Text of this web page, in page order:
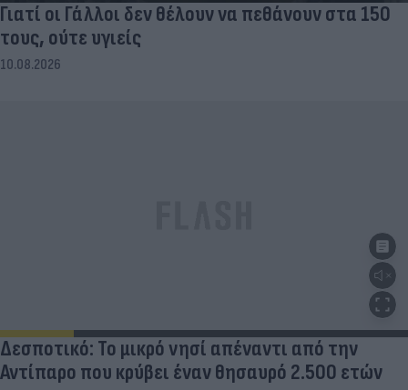
Γιατί οι Γάλλοι δεν θέλουν να πεθάνουν στα 150
τους, ούτε υγιείς
10.08.2026
Δεσποτικό: Το μικρό νησί απέναντι από την
Αντίπαρο που κρύβει έναν θησαυρό 2.500 ετών